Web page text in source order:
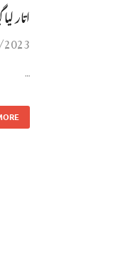
اتار لیا
…